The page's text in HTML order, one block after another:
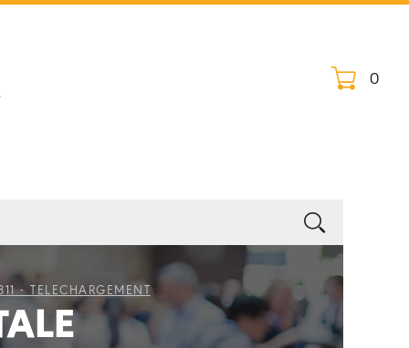
0
- TELECHARGEMENT